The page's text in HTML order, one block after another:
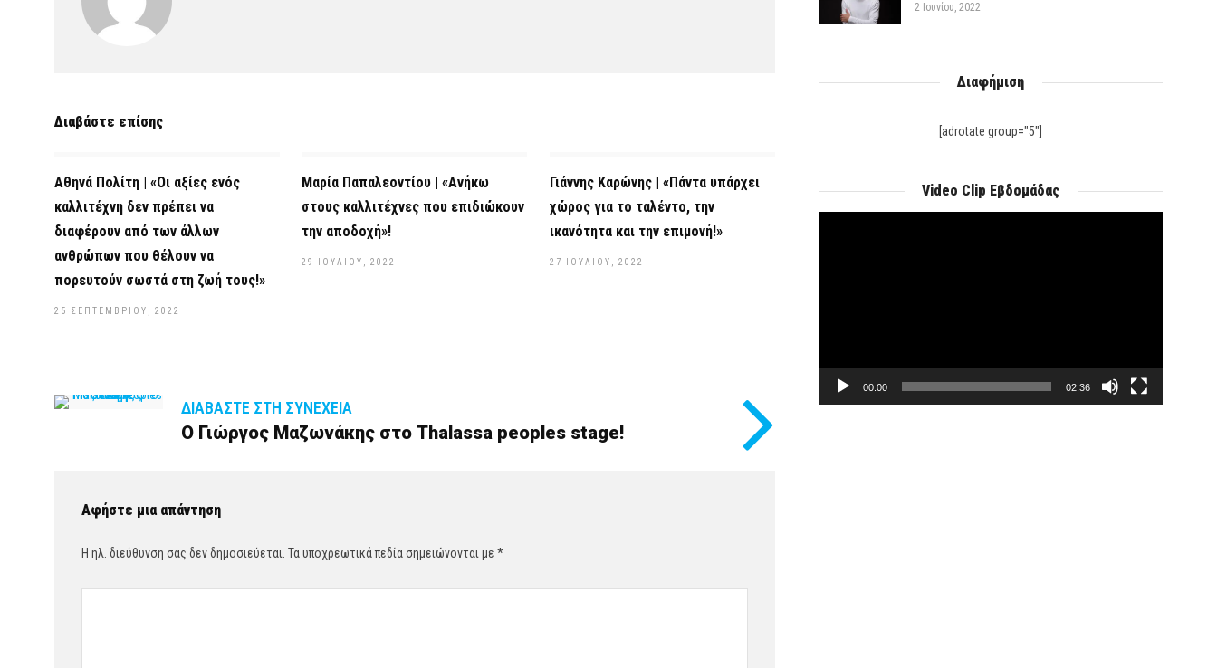
Διαβάστε επίσης
Αθηνά Πολίτη | «Οι αξίες ενός
καλλιτέχνη δεν πρέπει να
διαφέρουν από των άλλων
ανθρώπων που θέλουν να
πορευτούν σωστά στη ζωή τους!»
25 ΣΕΠΤΕΜΒΡΊΟΥ, 2022
Μαρία Παπαλεοντίου | «Ανήκω
στους καλλιτέχνες που επιδιώκουν
την αποδοχή»!
29 ΙΟΥΛΊΟΥ, 2022
Γιάννης Καρώνης | «Πάντα υπάρχει
χώρος για το ταλέντο, την
ικανότητα και την επιμονή!»
27 ΙΟΥΛΊΟΥ, 2022
ΔΙΑΒΆΣΤΕ ΣΤΗ ΣΥΝΈΧΕΙΑ
Ο Γιώργος Μαζωνάκης στο Thalassa peoples stage!
Αφήστε μια απάντηση
Η ηλ. διεύθυνση σας δεν δημοσιεύεται. Τα υποχρεωτικά πεδία σημειώνονται με *
2 Ιουνίου, 2022
Διαφήμιση
[adrotate group="5"]
Video Clip Εβδομάδας
00:00 02:36